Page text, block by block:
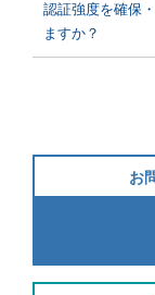
認証強度を確保
ますか？
お